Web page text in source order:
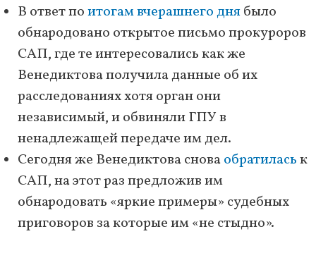
В ответ поитогам вчерашнего днябыло
обнародовано открытое письмо прокуроров
САП, где те интересовались как же
Венедиктова получила данные об их
расследованиях хотя орган они
независимый, и обвиняли ГПУ в
ненадлежащей передаче им дел.
Сегодня же Венедиктова сноваобратиласьк
САП, на этот раз предложив им
обнародовать «яркие примеры» судебных
приговоров за которые им «не стыдно».